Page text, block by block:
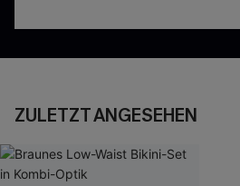
ZULETZT ANGESEHEN